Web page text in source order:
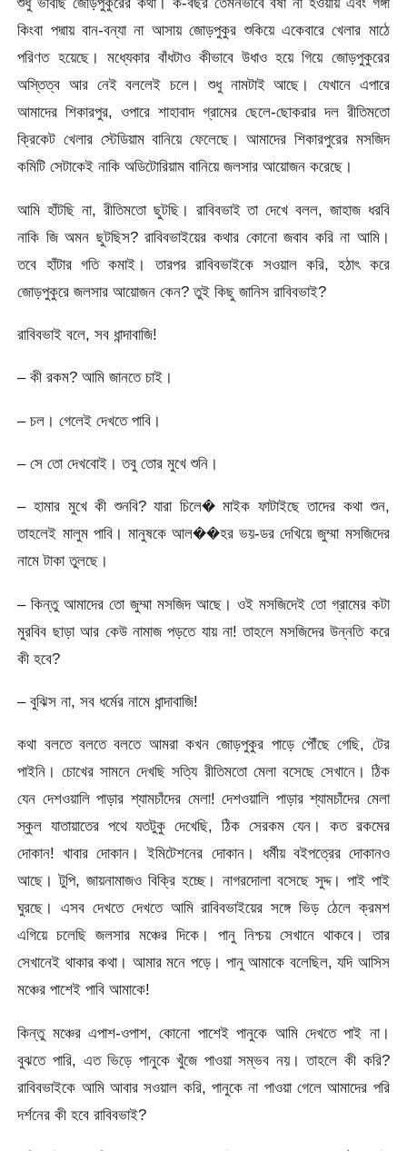
কিংবা পদ্মায় বান-বন্যা না আসায় জোড়পুকুর শুকিয়ে একেবারে খেলার মাঠে
পরিণত হয়েছে। মধ্যেকার বাঁধটাও কীভাবে উধাও হয়ে গিয়ে জোড়পুকুরের
অস্তিত্ব আর নেই বললেই চলে। শুধু নামটাই আছে। যেখানে এপারে
আমাদের শিকারপুর, ওপারে শাহাবাদ গ্রামের ছেলে-ছোকরার দল রীতিমতো
ক্রিকেট খেলার স্টেডিয়াম বানিয়ে ফেলেছে। আমাদের শিকারপুরের মসজিদ
কমিটি সেটাকেই নাকি অডিটোরিয়াম বানিয়ে জলসার আয়োজন করেছে।
আমি হাঁটছি না, রীতিমতো ছুটছি। রাবিবভাই তা দেখে বলল, জাহাজ ধরবি
নাকি জি অমন ছুটছিস? রাবিবভাইয়ের কথার কোনো জবাব করি না আমি।
তবে হাঁটার গতি কমাই। তারপর রাবিবভাইকে সওয়াল করি, হঠাৎ করে
জোড়পুকুরে জলসার আয়োজন কেন? তুই কিছু জানিস রাবিবভাই?
রাবিবভাই বলে, সব ধান্দাবাজি!
– কী রকম? আমি জানতে চাই।
– চল। গেলেই দেখতে পাবি।
– সে তো দেখবোই। তবু তোর মুখে শুনি।
– হামার মুখে কী শুনবি? যারা চিলে� মাইক ফাটাইছে তাদের কথা শুন,
তাহলেই মালুম পাবি। মানুষকে আল��হর ভয়-ডর দেখিয়ে জুম্মা মসজিদের
নামে টাকা তুলছে।
– কিন্তু আমাদের তো জুম্মা মসজিদ আছে। ওই মসজিদেই তো গ্রামের কটা
মুরবিব ছাড়া আর কেউ নামাজ পড়তে যায় না! তাহলে মসজিদের উন্নতি করে
কী হবে?
– বুঝিস না, সব ধর্মের নামে ধান্দাবাজি!
কথা বলতে বলতে বলতে আমরা কখন জোড়পুকুর পাড়ে পৌঁছে গেছি, টের
পাইনি। চোখের সামনে দেখছি সত্যি রীতিমতো মেলা বসেছে সেখানে। ঠিক
যেন দেশওয়ালি পাড়ার শ্যামচাঁদের মেলা! দেশওয়ালি পাড়ার শ্যামচাঁদের মেলা
স্কুল যাতায়াতের পথে যতটুকু দেখেছি, ঠিক সেরকম যেন। কত রকমের
দোকান! খাবার দোকান। ইমিটেশনের দোকান। ধর্মীয় বইপত্রের দোকানও
আছে। টুপি, জায়নামাজও বিক্রি হচ্ছে। নাগরদোলা বসেছে সুদ্দ। পাই পাই
ঘুরছে। এসব দেখতে দেখতে আমি রাবিবভাইয়ের সঙ্গে ভিড় ঠেলে ক্রমশ
এগিয়ে চলেছি জলসার মঞ্চের দিকে। পানু নিশ্চয় সেখানে থাকবে। তার
সেখানেই থাকার কথা। আমার মনে পড়ে। পানু আমাকে বলেছিল, যদি আসিস
মঞ্চের পাশেই পাবি আমাকে!
কিন্তু মঞ্চের এপাশ-ওপাশ, কোনো পাশেই পানুকে আমি দেখতে পাই না।
বুঝতে পারি, এত ভিড়ে পানুকে খুঁজে পাওয়া সম্ভব নয়। তাহলে কী করি?
রাবিবভাইকে আমি আবার সওয়াল করি, পানুকে না পাওয়া গেলে আমাদের পরি
দর্শনের কী হবে রাবিবভাই?